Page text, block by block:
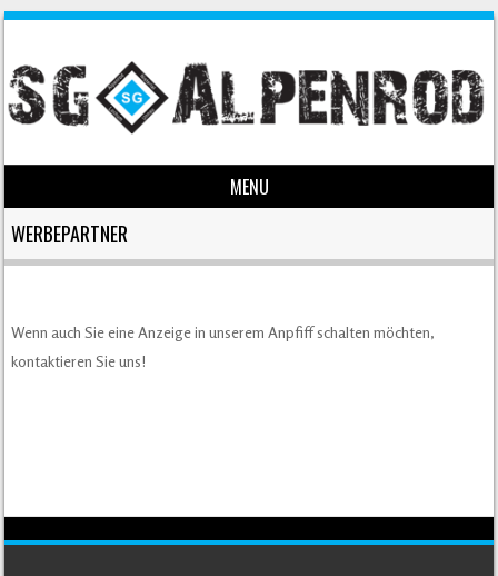
MENU
Skip to content
WERBEPARTNER
Wenn auch Sie eine Anzeige in unserem Anpfiff schalten möchten,
kontaktieren Sie uns!